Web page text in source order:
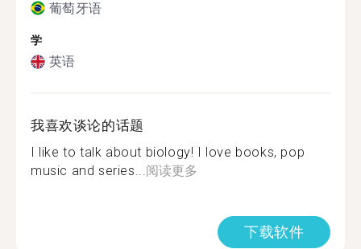
葡萄牙语
学
英语
我喜欢谈论的话题
I like to talk about biology! I love books, pop
music and series...阅读更多
下载软件